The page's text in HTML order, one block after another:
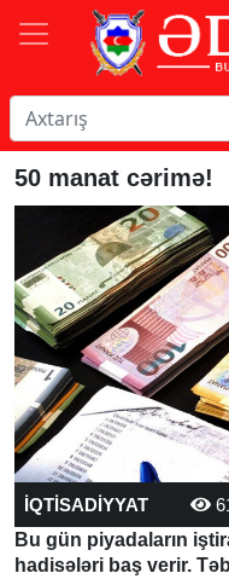
50 manat cərimə!
İQTİSADİYYAT
Bu gün piyadaların
hadisələri baş verir.